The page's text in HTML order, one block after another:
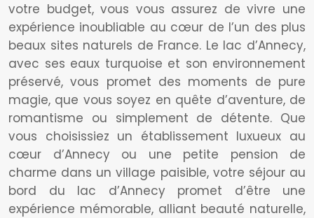
votre budget, vous vous assurez de vivre une
expérience inoubliable au cœur de l’un des plus
beaux sites naturels de France. Le lac d’Annecy,
avec ses eaux turquoise et son environnement
préservé, vous promet des moments de pure
magie, que vous soyez en quête d’aventure, de
romantisme ou simplement de détente. Que
vous choisissiez un établissement luxueux au
cœur d’Annecy ou une petite pension de
charme dans un village paisible, votre séjour au
bord du lac d’Annecy promet d’être une
expérience mémorable, alliant beauté naturelle,